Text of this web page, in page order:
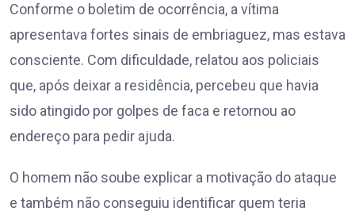
Conforme o boletim de ocorrência, a vítima
apresentava fortes sinais de embriaguez, mas estava
consciente. Com dificuldade, relatou aos policiais
que, após deixar a residência, percebeu que havia
sido atingido por golpes de faca e retornou ao
endereço para pedir ajuda.
O homem não soube explicar a motivação do ataque
e também não conseguiu identificar quem teria